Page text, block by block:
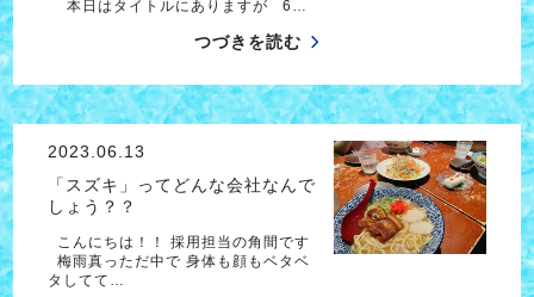
本日はタイトルにありますが 6…
つづきを読む
2023.06.13
「スズキ」ってどんな会社なんで
しょう？？
こんにちは！！ 採用担当の角間です
梅雨真っただ中で 身体も顔もベタベ
タしてて…